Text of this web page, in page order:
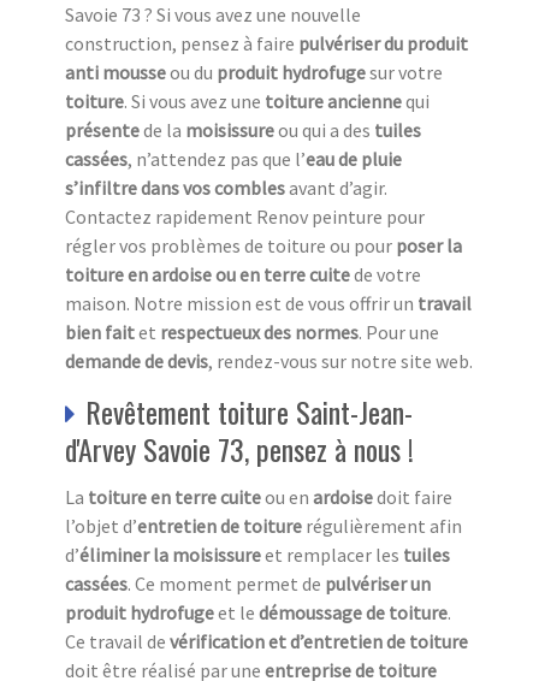
Savoie 73 ? Si vous avez une nouvelle
construction, pensez à faire pulvériser du produit
anti mousseou du produit hydrofugesur votre
toiture. Si vous avez une toiture anciennequi
présentede la moisissureou qui a des tuiles
cassées, n’attendez pas que l’eau de pluie
s’infiltre dans vos comblesavant d’agir.
Contactez rapidement Renov peinture pour
régler vos problèmes de toiture ou pour poser la
toiture en ardoise ou en terre cuitede votre
maison. Notre mission est de vous offrir un travail
bien faitet respectueux des normes. Pour une
demande de devis, rendez-vous sur notre site web.
Revêtement toiture Saint-Jean-
d'Arvey Savoie 73, pensez à nous !
La toiture en terre cuiteou en ardoisedoit faire
l’objet d’entretien de toiture régulièrement afin
d’éliminer la moisissureet remplacer les tuiles
cassées. Ce moment permet de pulvériser un
produit hydrofugeet le démoussage de toiture.
Ce travail de vérification et d’entretien de toiture
doit être réalisé par une entreprise de toiture